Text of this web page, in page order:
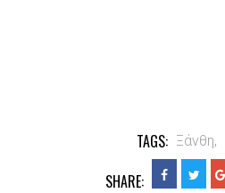
TAGS: Ξάνθη,
SHARE: